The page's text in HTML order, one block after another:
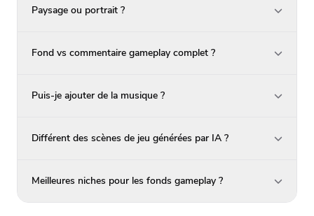
Paysage ou portrait ?
Fond vs commentaire gameplay complet ?
Puis-je ajouter de la musique ?
Différent des scènes de jeu générées par IA ?
Meilleures niches pour les fonds gameplay ?